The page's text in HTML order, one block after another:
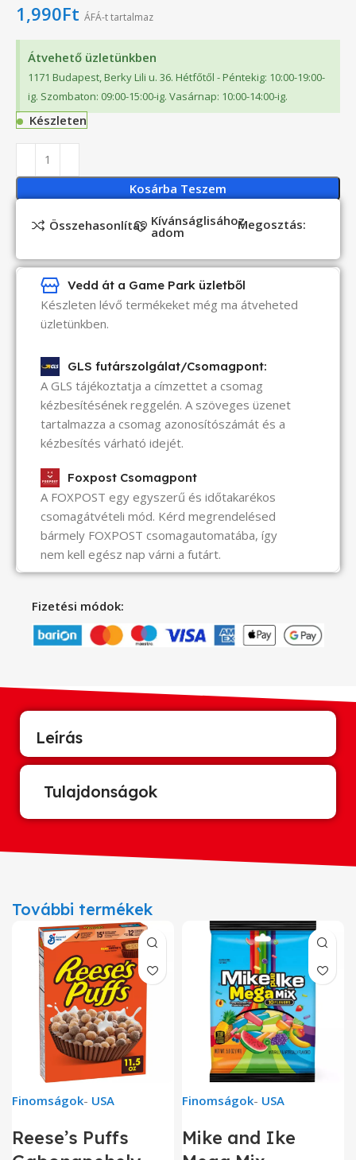
1,990Ft ÁFÁ-t tartalmaz
Átvehető üzletünkben
1171 Budapest, Berky Lili u. 36. Hétfőtől - Péntekig: 10:00-19:00-
ig. Szombaton: 09:00-15:00-ig. Vasárnap: 10:00-14:00-ig.
Készleten
Kosárba Teszem
Összehasonlítás Kívánságlisához
adom Megosztás:
Vedd át a Game Park üzletből
Készleten lévő termékeket még ma átveheted
üzletünkben.
GLS futárszolgálat/Csomagpont:
A GLS tájékoztatja a címzettet a csomag
kézbesítésének reggelén. A szöveges üzenet
tartalmazza a csomag azonosítószámát és a
kézbesítés várható idejét.
Foxpost Csomagpont
A FOXPOST egy egyszerű és időtakarékos
csomagátvételi mód. Kérd megrendelésed
bármely FOXPOST csomagautomatába, így
nem kell egész nap várni a futárt.
Fizetési módok:
Leírás
Tulajdonságok
További termékek
Finomságok- USA
Reese’s Puffs
Finomságok- USA
Mike and Ike